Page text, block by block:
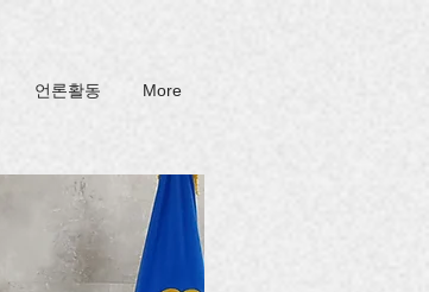
언론활동 More